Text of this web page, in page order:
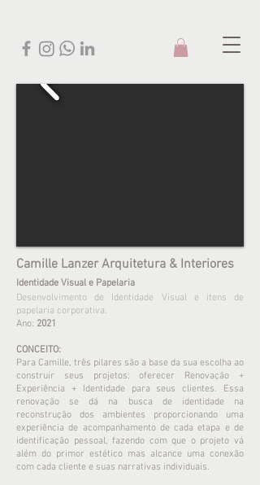
Camille Lanzer Arquitetura & Interiores
Identidade Visual e Papelaria
Desenvolvimento de Identidade Visual e itens de
papelaria corporativa.
Ano: 2021
CONCEITO:
Para Camille, três pilares são a base da sua escolha ao
construir seus projetos: oferecer Renovação +
Experiência + Identidade para seus clientes. Essa
renovação se dá na busca de identidade na
reconstrução dos ambientes proporcionando uma
experiência de acompanhamento de cada etapa e de
identificação pessoal, fazendo com que o projeto vá
além do primor estético mas alcance uma conexão
com cada cliente e suas narrativas individuais.